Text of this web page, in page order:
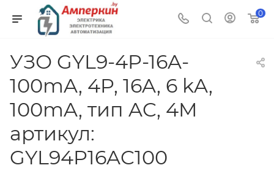
0
УЗО GYL9-4P-16A-
100mA, 4P, 16A, 6 kA,
100mA, тип AC, 4M
артикул:
GYL94P16AC100